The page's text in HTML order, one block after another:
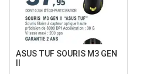
ASUS TUF SOURIS M3 GEN
II